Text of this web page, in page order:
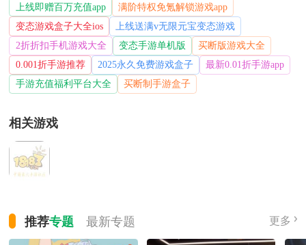
上线即赠百万充值app
满阶特权免氪解锁游戏app
变态游戏盒子大全ios
上线送满v无限元宝变态游戏
2折折扣手机游戏大全
变态手游单机版
买断版游戏大全
0.001折手游推荐
2025永久免费游戏盒子
最新0.01折手游app
手游充值福利平台大全
买断制手游盒子
相关游戏
推荐专题 最新专题 更多